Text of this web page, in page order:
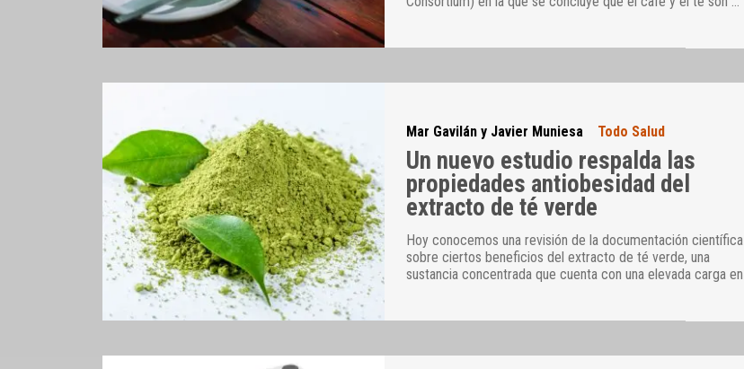
Mar Gavilán y Javier Muniesa Todo Salud
Un nuevo estudio respalda las
propiedades antiobesidad del
extracto de té verde
Hoy conocemos una revisión de la documentación científica
sobre ciertos beneficios del extracto de té verde, una
sustancia concentrada que cuenta con una elevada carga en